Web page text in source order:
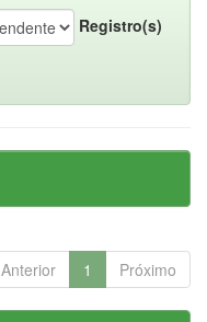
Registro(s)
Anterior 1 Próximo